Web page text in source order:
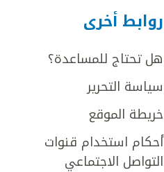
روابط أخرى
هل تحتاج للمساعدة؟
سياسة التحرير
خريطة الموقع
أحكام استخدام قنوات
التواصل الاجتماعي